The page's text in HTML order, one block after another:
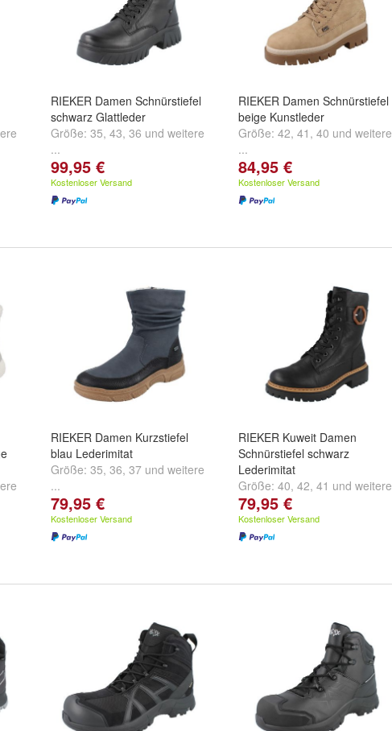
RIEKER Damen Schnürstiefel
schwarz Glattleder
Größe: 35, 43, 36 und weitere
...
99,95 €
Kostenloser Versand
RIEKER Damen Schnürstiefel
beige Kunstleder
Größe: 42, 41 , 40 und weitere
...
84,95 €
Kostenloser Versand
RIEKER Damen Kurzstiefel
blau Lederimitat
Größe: 35, 36, 37 und weitere
...
79,95 €
Kostenloser Versand
RIEKER Kuweit Damen
Schnürstiefel schwarz
Lederimitat
Größe: 40, 42, 41 und weitere
...
79,95 €
Kostenloser Versand